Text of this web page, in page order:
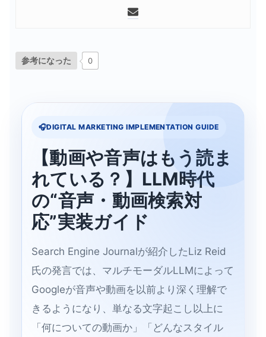
参考になった 0
DIGITAL MARKETING IMPLEMENTATION GUIDE
【動画や音声はもう読ま
れている？】LLM時代
の“音声・動画検索対
応”実装ガイド
Search Engine Journalが紹介したLiz Reid
氏の発言では、マルチモーダルLLMによって
Googleが音声や動画を以前より深く理解で
きるようになり、単なる文字起こし以上に
「何についての動画か」「どんなスタイル